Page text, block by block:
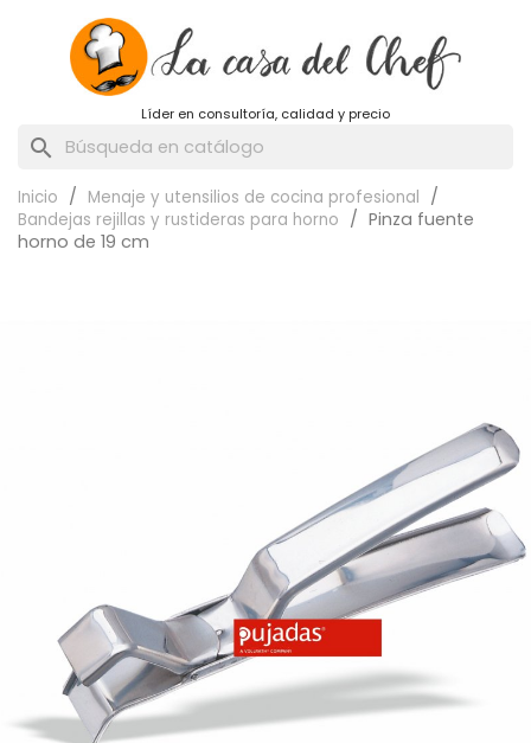
Líder en consultoría, calidad y precio
search
Inicio
Menaje y utensilios de cocina profesional
Bandejas rejillas y rustideras para horno
Pinza fuente
horno de 19 cm